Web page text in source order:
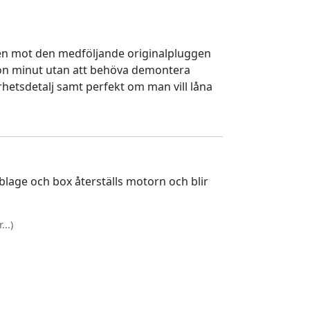
mot den medföljande originalpluggen
minut utan att behöva demontera
samt perfekt om man vill låna
och box återställs motorn och blir